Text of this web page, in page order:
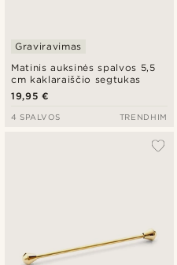
Matinis auksinės spalvos 5,5
cm kaklaraiščio segtukas
Graviravimas
19,95 €
4 SPALVOS TRENDHIM